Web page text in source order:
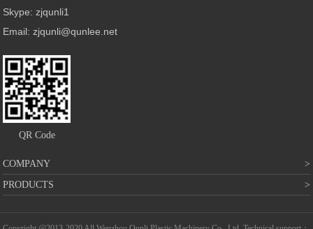
Skype: zjqunli1
Email: zjqunli@qunlee.net
QR Code
COMPANY
PRODUCTS